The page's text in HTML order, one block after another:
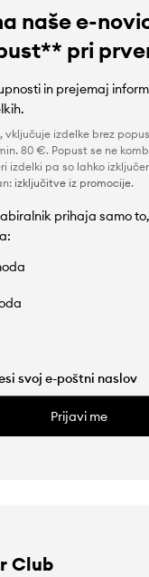
naše e-
pri
in prejemaj
vključuje izdelke brez
80 €. Popust se ne
izdelki pa so lahko
izključitve iz promocije.
prihaja samo
Prijavi me
Club